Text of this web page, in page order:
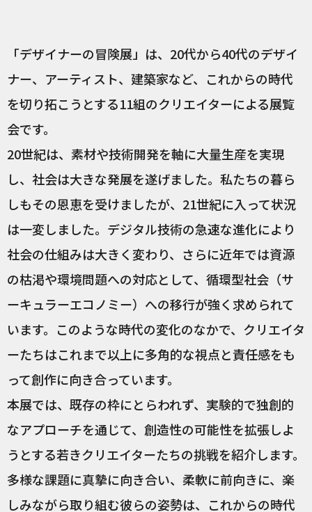
「デザイナーの冒険展」は、20代から40代のデザイ
ナー、アーティスト、建築家など、これからの時代
を切り拓こうとする11組のクリエイターによる展覧
会です。
20世紀は、素材や技術開発を軸に大量生産を実現
し、社会は大きな発展を遂げました。私たちの暮ら
しもその恩恵を受けましたが、21世紀に入って状況
は一変しました。デジタル技術の急速な進化により
社会の仕組みは大きく変わり、さらに近年では資源
の枯渇や環境問題への対応として、循環型社会（サ
ーキュラーエコノミー）への移行が強く求められて
います。このような時代の変化のなかで、クリエイタ
ーたちはこれまで以上に多角的な視点と責任感をも
って創作に向き合っています。
本展では、既存の枠にとらわれず、実験的で独創的
なアプローチを通じて、創造性の可能性を拡張しよ
うとする若きクリエイターたちの挑戦を紹介します。
多様な課題に真摯に向き合い、柔軟に前向きに、楽
しみながら取り組む彼らの姿勢は、これからの時代